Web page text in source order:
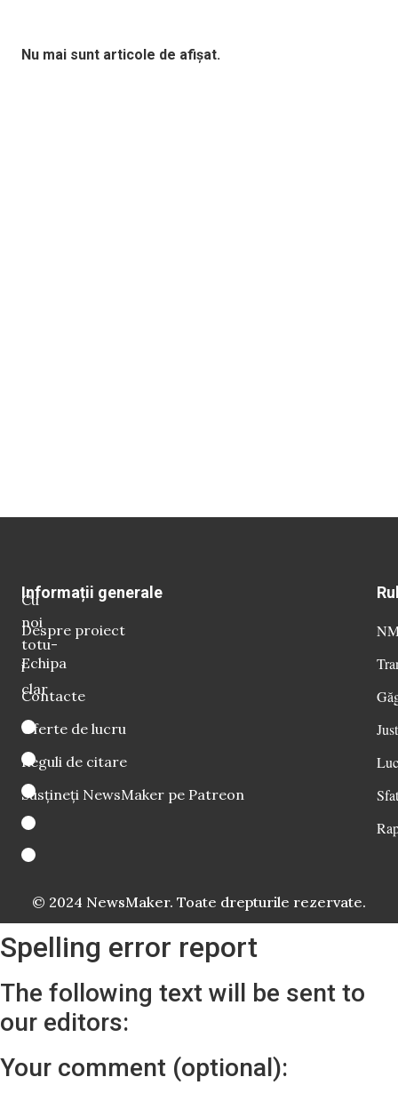
Nu mai sunt articole de afișat.
Cu
noi
totu-
i
clar
Informații generale
Despre proiect
Echipa
Contacte
Oferte de lucru
Reguli de citare
Susțineți NewsMaker pe Patreon
© 2024 NewsMaker. Toate drepturile rezervate.
Spelling error report
The following text will be sent to
our editors:
Your comment (optional):